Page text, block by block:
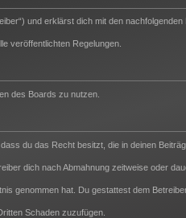
und erklärst dich mit den nachfolgenden
veröffentlichten Regelungen.
des Boards zu nutzen.
du das Recht besitzt, die in deinen
dich nach Abmahnung zeitweise oder
genommen hat. Du gestattest dem
Schaden zuzufügen.